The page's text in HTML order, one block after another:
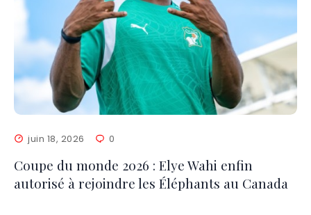
juin 18, 2026 0
Coupe du monde 2026 : Elye Wahi enfin
autorisé à rejoindre les Éléphants au Canada